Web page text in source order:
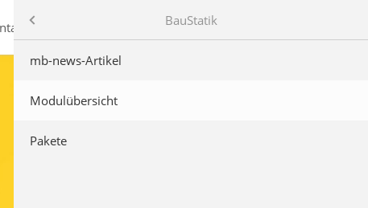
mb AEC Software GmbH BauStatik
mb-news-Artikel
Modulübersicht
Pakete